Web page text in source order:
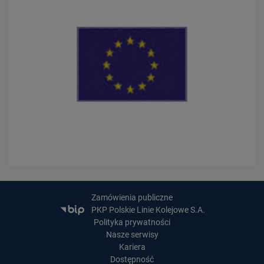
Bydgoszcz Fordon po zmianach. Nowe perony, większa
Nowe perony, windy i szybsze pociągi. Polskie Linie Kolejowe S.A.
Zamówienia publiczne
PKP Polskie Linie Kolejowe S.A.
Polityka prywatności
Nasze serwisy
Kariera
Dostępność